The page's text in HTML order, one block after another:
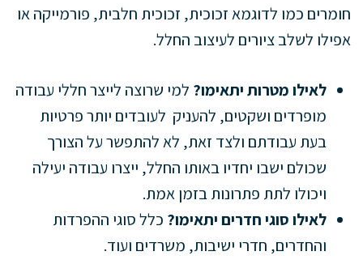
חומרים כמו לדוגמא זכוכית, זכוכית חלבית, פורמייקה או
אפילו לשלב ציורים לעיצוב החלל.
לאילו מטרות יתאימו? למי שרוצה לייצר חללי עבודה
מופרדים ושקטים, להעניק לעובדים יותר פרטיות
בעת עבודתם ולצד זאת, לא להתפשר על הצורך
שכולם ישבו יחדיו באותו החלל, ייצרו עבודה יעילה
ויכולו לתת פתרונות בזמן אמת.
לאילו סוגי חדרים יתאימו? כלל סוגי ההפרדות
והחדרים, חדרי ישיבות, משרדים ועוד.